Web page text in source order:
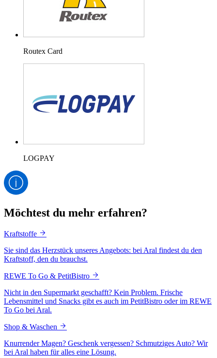
Routex Card
LOGPAY
Möchtest du mehr erfahren?
Kraftstoffe
Sie sind das Herzstück unseres Angebots: bei Aral findest du den
Kraftstoff, den du brauchst.
REWE To Go & PetitBistro
Nicht in den Supermarkt geschafft? Kein Problem. Frische
Lebensmittel und Snacks gibt es auch im PetitBistro oder im REWE
To Go bei Aral.
Shop & Waschen
Knurrender Magen? Geschenk vergessen? Schmutziges Auto? Wir
bei Aral haben für alles eine Lösung.